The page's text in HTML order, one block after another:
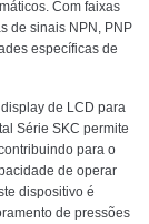
Com faixas
de sinais NPN, PNP
específicas de
de LCD para
Série SKC permite
para o
de operar
dispositivo é
de pressões